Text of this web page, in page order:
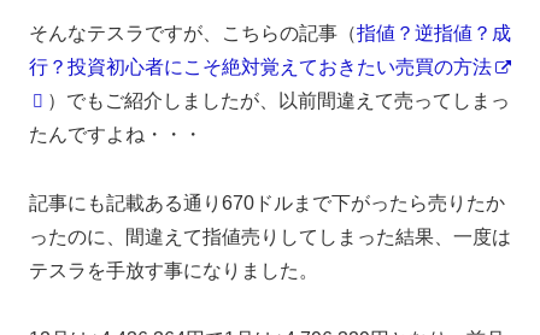
そんなテスラですが、こちらの記事（指値？逆指値？成
行？投資初心者にこそ絶対覚えておきたい売買の方法
）でもご紹介しましたが、以前間違えて売ってしまっ
たんですよね・・・
記事にも記載ある通り670ドルまで下がったら売りたか
ったのに、間違えて指値売りしてしまった結果、一度は
テスラを手放す事になりました。